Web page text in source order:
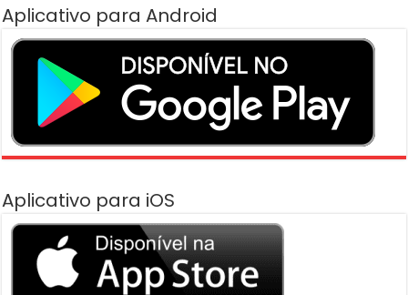
Aplicativo para Android
Aplicativo para iOS